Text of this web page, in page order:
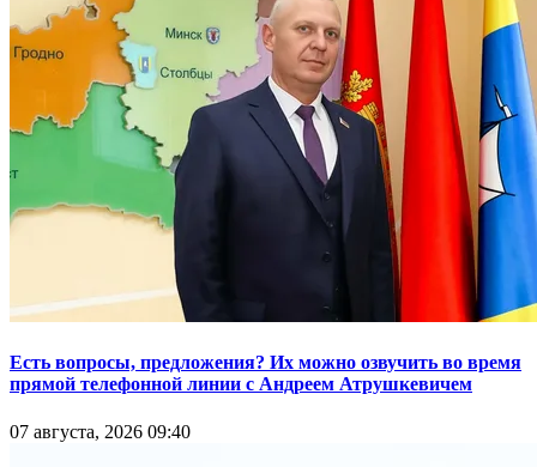
Есть вопросы, предложения? Их можно озвучить во время
прямой телефонной линии с Андреем Атрушкевичем
07 августа, 2026 09:40